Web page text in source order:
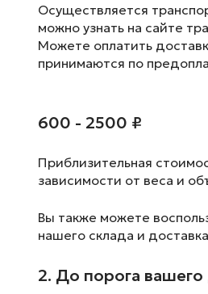
Осуществляется
можно узнать на сайте
Можете оплатить
принимаются по
600 - 2500 ₽
Приблизительная
зависимости от веса и
Вы также можете
нашего склада и
2. До порога